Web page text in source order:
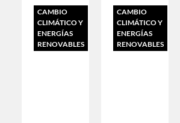
CAMBIO
CLIMÁTICO Y
ENERGÍAS
RENOVABLES
CAMBIO
CLIMÁTICO Y
ENERGÍAS
RENOVABLES